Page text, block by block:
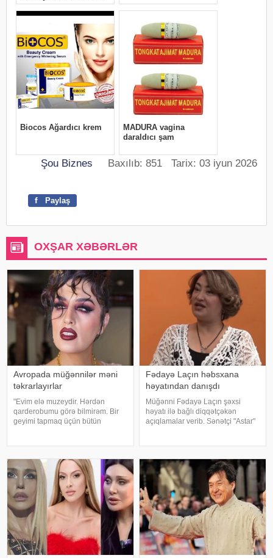
Şou Biznes Baxılıb: 851 Tarix: 03 iyun 2026
f Paylaş
OXŞAR XƏBƏRLƏR
Avropada müğənnilər məni
təkrarlayırlar
"Evim elə muzeydir. Hərdən
qarderobumu görə bilmirəm. Bir
geyimi tapmaq üçün bütün
bildirir ki, bu sözləri Əməkdar artis
Fədayə Laçın həbsxana
həyatından danışdı
Müğənni Fədayə Laçın şəxsi
həyatı ilə bağlı diqqətçəkən
açıqlamalar verib. Sənətçi "Astar"
xəyanət etdikdən sonra
valideynlər